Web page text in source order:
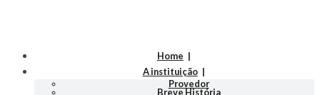
Home
A instituição
Provedor
Breve História